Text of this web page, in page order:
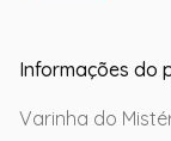
Informações do
Varinha do